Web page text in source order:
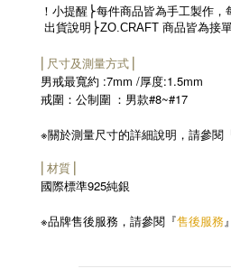
！小提醒 ⎬每件商品皆為手工製作
出貨說明 ⎬ZO.CRAFT 商品皆為接
⎜尺寸及測量方式⎟
男戒最寬約 :7mm /厚度:1.5mm
戒圍：公制圍 ： 男款#8~#17
※關於測量尺寸的詳細說明，請參閱
⎜材質⎟
國際標準925純銀
※品牌售後服務，請參閱『售後服務